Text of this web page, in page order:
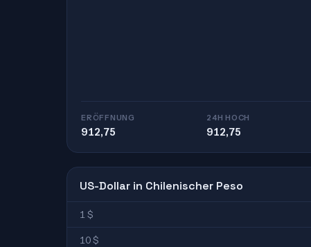
ERÖFFNUNG
912,75
24H HOCH
912,75
US-Dollar in Chilenischer Peso
1 $
10 $